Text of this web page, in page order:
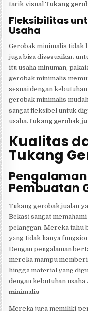
tarik visual.Tukang
Fleksibilitas
Usaha
Gerobak minimalis tidak
juga bisa disesuaikan
itu usaha minuman,
gerobak minimalis
sesuai dengan
gerobak minimalis
sangat fleksibel untuk
usaha.Tukang gerobak
Kualitas
Tukang
Pembuatan
Tukang gerobak jualan
Bekasi sangat
pelanggan. Mereka tahu
yang tidak hanya
Dengan pengalaman
mereka mampu
hingga material yang
dengan kebutuhan usaha
minimalis
Mereka juga memiliki